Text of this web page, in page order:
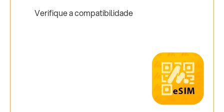
Verifique a compatibilidade